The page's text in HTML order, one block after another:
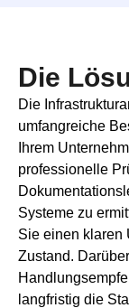
Die
Die
umfangreiche
Ihrem
professionelle
Systeme zu
Sie einen klaren
Zustand.
langfristig die